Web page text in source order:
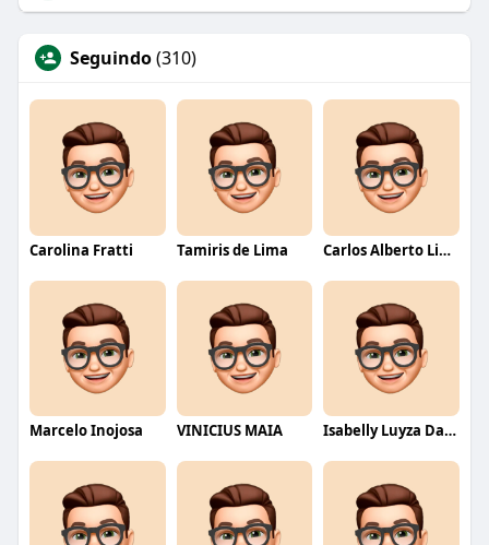
Seguindo(310)
Carolina Fratti Tamiris de Lima Carlos Alberto Lima
Marcelo Inojosa VINICIUS MAIA Isabelly Luyza Da Costa melo